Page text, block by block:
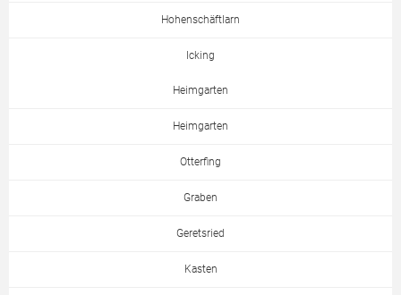
Hohenschäftlarn
Icking
Heimgarten
Heimgarten
Otterfing
Graben
Geretsried
Kasten